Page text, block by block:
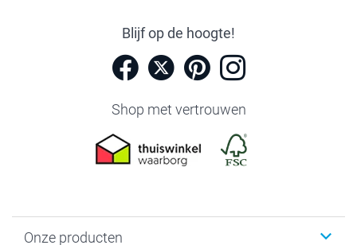
Blijf op de hoogte!
Shop met vertrouwen
Onze producten